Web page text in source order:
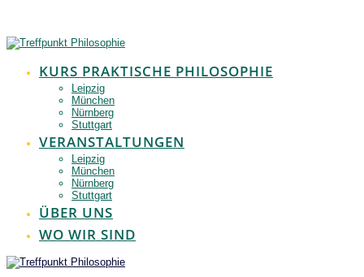
springen
KURS PRAKTISCHE PHILOSOPHIE
Leipzig
München
Nürnberg
Stuttgart
VERANSTALTUNGEN
Leipzig
München
Nürnberg
Stuttgart
ÜBER UNS
WO WIR SIND